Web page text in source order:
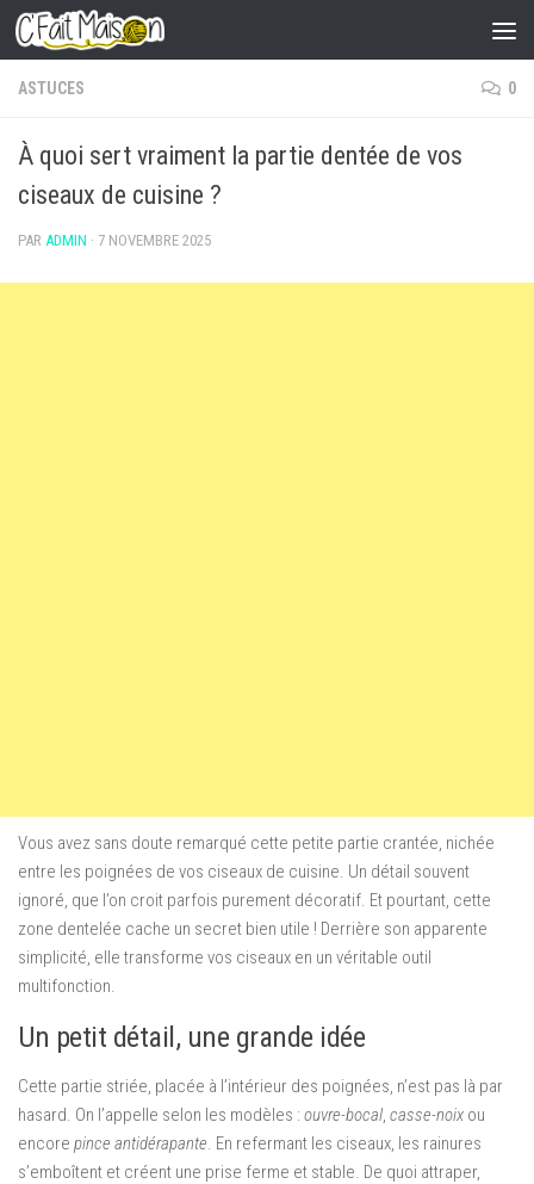
Skip to content
ASTUCES 0
À quoi sert vraiment la partie dentée de vos
ciseaux de cuisine ?
PAR ADMIN · 7 NOVEMBRE 2025
Vous avez sans doute remarqué cette petite partie crantée, nichée
entre les poignées de vos ciseaux de cuisine. Un détail souvent
ignoré, que l’on croit parfois purement décoratif. Et pourtant, cette
zone dentelée cache un secret bien utile ! Derrière son apparente
simplicité, elle transforme vos ciseaux en un véritable outil
multifonction.
Un petit détail, une grande idée
Cette partie striée, placée à l’intérieur des poignées, n’est pas là par
hasard. On l’appelle selon les modèles : ouvre-bocal, casse-noix ou
encore pince antidérapante. En refermant les ciseaux, les rainures
s’emboîtent et créent une prise ferme et stable. De quoi attraper,